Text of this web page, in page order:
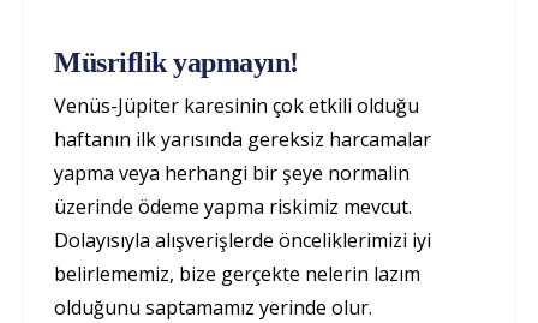
Müsriflik yapmayın!
Venüs-Jüpiter karesinin çok etkili olduğu
haftanın ilk yarısında gereksiz harcamalar
yapma veya herhangi bir şeye normalin
üzerinde ödeme yapma riskimiz mevcut.
Dolayısıyla alışverişlerde önceliklerimizi iyi
belirlememiz, bize gerçekte nelerin lazım
olduğunu saptamamız yerinde olur.